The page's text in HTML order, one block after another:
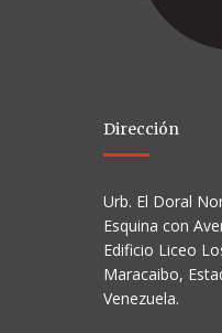
Dirección
Urb. El Doral
Esquina con
Edificio Liceo
Maracaibo,
Venezuela.